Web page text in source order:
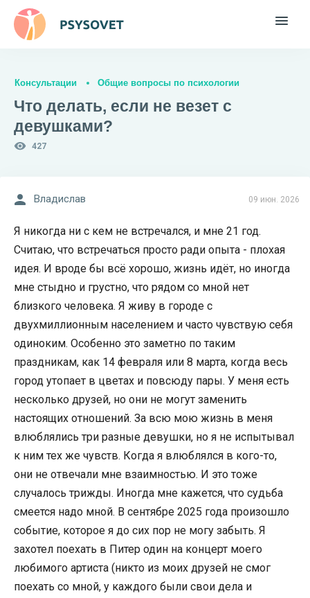
Консультации Общие вопросы по психологии
Что делать, если не везет с
девушками?
427
09 июн. 2026
Владислав
Я никогда ни с кем не встречалcя, и мне 21 год.
Считаю, что встречаться просто ради опыта - плохая
идея. И вроде бы всё хорошо, жизнь идёт, но иногда
мне стыдно и грустно, что рядом со мной нет
близкого человека. Я живу в городе с
двухмиллионным населением и часто чувствую себя
одиноким. Особенно это заметно по таким
праздникам, как 14 февраля или 8 марта, когда весь
город утопает в цветах и повсюду пары. У меня есть
несколько друзей, но они не могут заменить
настоящих отношений. За всю мою жизнь в меня
влюблялись три разные девушки, но я не испытывал
к ним тех же чувств. Когда я влюблялся в кого-то,
они не отвечали мне взаимностью. И это тоже
случалось трижды. Иногда мне кажется, что судьба
смеется надо мной. В сентябре 2025 года произошло
событие, которое я до сих пор не могу забыть. Я
захотел поехать в Питер один на концерт моего
любимого артиста (никто из моих друзей не смог
поехать со мной, у каждого были свои дела и